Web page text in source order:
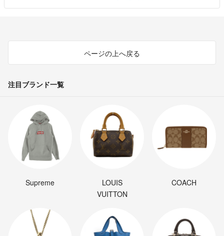
ページの上へ戻る
注目ブランド一覧
Supreme
LOUIS
VUITTON
COACH